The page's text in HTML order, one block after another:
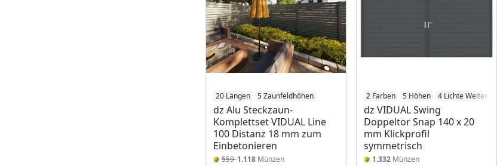
20 Längen 5 Zaunfeldhöhen
dz Alu Steckzaun-
Komplettset VIDUAL Line
100 Distanz 18 mm zum
Einbetonieren
5591.118 Münzen
2 Farben 5 Höhen 4 Lichte Weiten
dz VIDUAL Swing
Doppeltor Snap 140 x 20
mm Klickprofil
symmetrisch
1.332 Münzen